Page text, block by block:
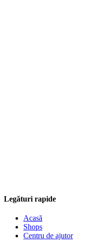
Legături rapide
Acasă
Shops
Centru de ajutor